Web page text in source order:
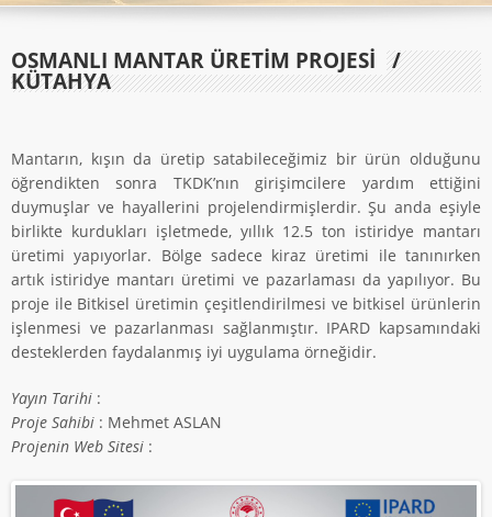
OSMANLI MANTAR ÜRETİM PROJESİ /
KÜTAHYA
Mantarın, kışın da üretip satabileceğimiz bir ürün olduğunu
öğrendikten sonra TKDK’nın girişimcilere yardım ettiğini
duymuşlar ve hayallerini projelendirmişlerdir. Şu anda eşiyle
birlikte kurdukları işletmede, yıllık 12.5 ton istiridye mantarı
üretimi yapıyorlar. Bölge sadece kiraz üretimi ile tanınırken
artık istiridye mantarı üretimi ve pazarlaması da yapılıyor. Bu
proje ile Bitkisel üretimin çeşitlendirilmesi ve bitkisel ürünlerin
işlenmesi ve pazarlanması sağlanmıştır. IPARD kapsamındaki
desteklerden faydalanmış iyi uygulama örneğidir.
Yayın Tarihi :
Proje Sahibi : Mehmet ASLAN
Projenin Web Sitesi :